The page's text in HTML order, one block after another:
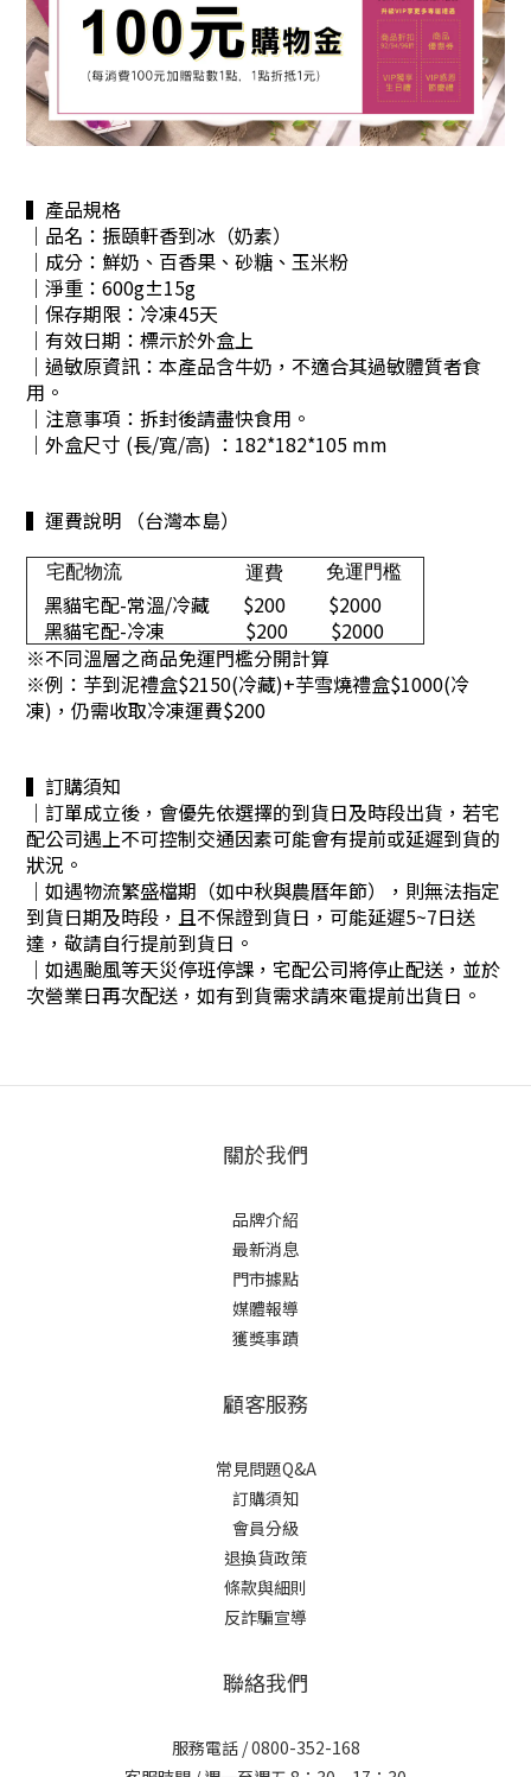
▍產品規格
｜品名：振頤軒香到冰（奶素）
｜成分：鮮奶、百香果、砂糖、玉米粉
｜淨重：600g±15g
｜保存期限：冷凍45天
｜有效日期：標示於外盒上
｜過敏原資訊：本產品含牛奶，不適合其過敏體質者食
用。
｜注意事項：拆封後請盡快食用。
｜外盒尺寸 (長/寬/高) ：182*182*105 mm
▍運費說明 （台灣本島）
宅配物流 運費 免運門檻
黑貓宅配-常溫/冷藏 $200
$2000
黑貓宅配-冷凍
$200
$2000
※不同溫層之商品免運門檻分開計算
※例：芋到泥禮盒$2150(冷藏)+芋雪燒禮盒$1000(冷
凍)，仍需收取冷凍運費$200
▍訂購須知
｜訂單成立後，會優先依選擇的到貨日及時段出貨，若宅
配公司遇上不可控制交通因素可能會有提前或延遲到貨的
狀況。
｜ 如遇物流繁盛檔期（如中秋與農曆年節），則無法指定
到貨日期及時段，且不保證到貨日，可能延遲5~7日送
達，敬請自行提前到貨日。
｜ 如遇颱風等天災停班停課，宅配公司將停止配送，並於
次營業日再次配送，如有到貨需求請來電提前出貨日。
關於我們
品牌介紹
最新消息
門市據點
媒體報導
獲獎事蹟
顧客服務
常見問題Q&A
訂購須知
會員分級
退換貨政策
條款與細則
反詐騙宣導
聯絡我們
服務電話 / 0800-352-168